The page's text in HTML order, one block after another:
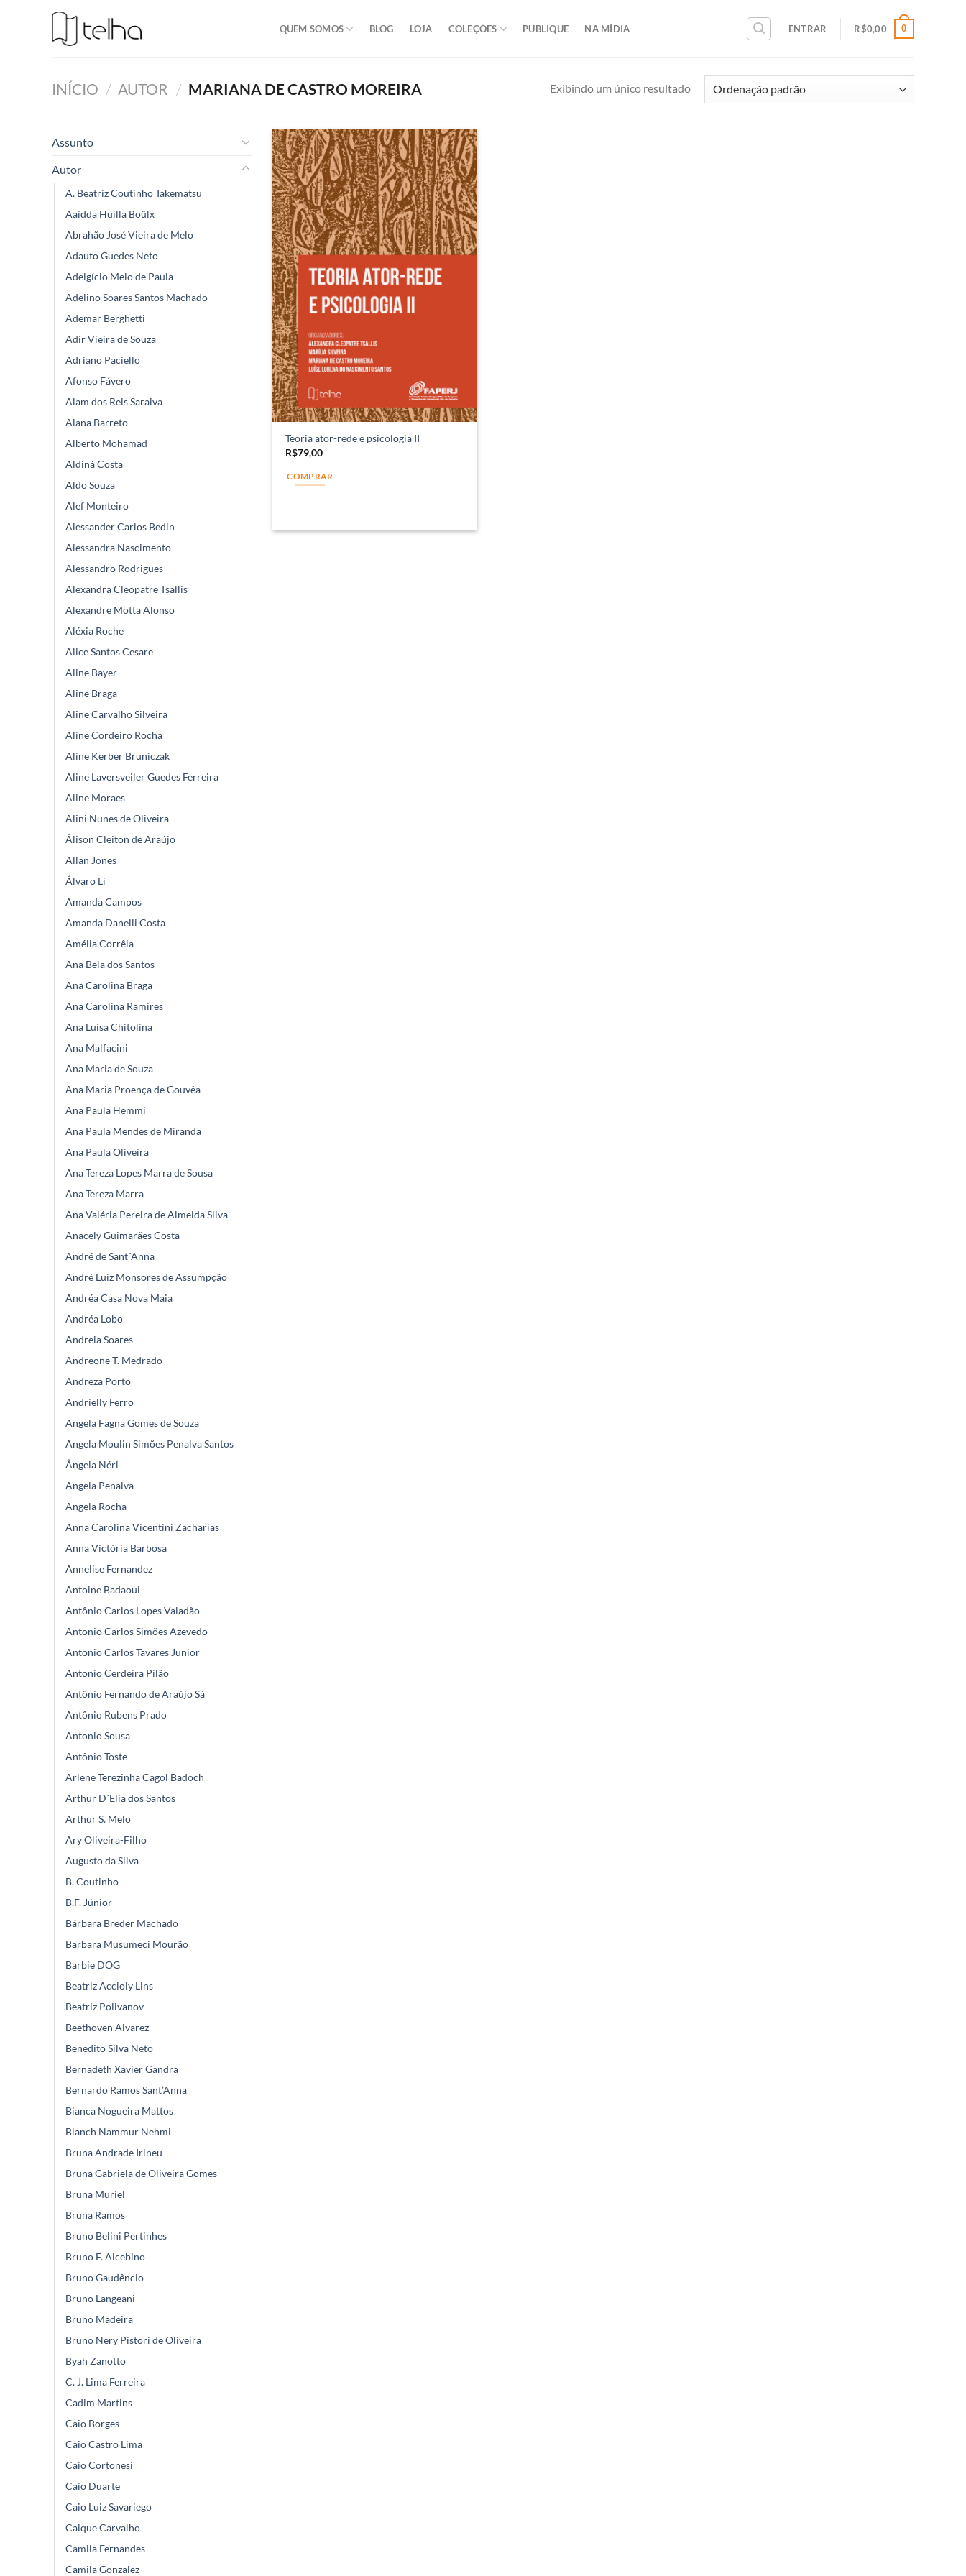
QUEM SOMOS BLOG LOJA COLEÇÕES PUBLIQUE NA MÍDIA ENTRAR R$0,00 0
INÍCIO / AUTOR / MARIANA DE CASTRO MOREIRA Exibindo um único resultado
Assunto
Autor
A. Beatriz Coutinho Takematsu
Aaídda Huilla Boûlx
Abrahão José Vieira de Melo
Adauto Guedes Neto
Adelgício Melo de Paula
Adelino Soares Santos Machado
Ademar Berghetti
Adir Vieira de Souza
Adriano Paciello
Afonso Fávero
Alam dos Reis Saraiva
Alana Barreto
Alberto Mohamad
Aldiná Costa
Aldo Souza
Alef Monteiro
Alessander Carlos Bedin
Alessandra Nascimento
Alessandro Rodrigues
Alexandra Cleopatre Tsallis
Alexandre Motta Alonso
Aléxia Roche
Alice Santos Cesare
Aline Bayer
Aline Braga
Aline Carvalho Silveira
Aline Cordeiro Rocha
Aline Kerber Bruniczak
Aline Laversveiler Guedes Ferreira
Aline Moraes
Alini Nunes de Oliveira
Álison Cleiton de Araújo
Allan Jones
Álvaro Li
Amanda Campos
Amanda Danelli Costa
Amélia Corrêia
Ana Bela dos Santos
Ana Carolina Braga
Ana Carolina Ramires
Ana Luísa Chitolina
Ana Malfacini
Ana Maria de Souza
Ana Maria Proença de Gouvêa
Ana Paula Hemmi
Ana Paula Mendes de Miranda
Ana Paula Oliveira
Ana Tereza Lopes Marra de Sousa
Ana Tereza Marra
Ana Valéria Pereira de Almeida Silva
Anacely Guimarães Costa
André de Sant´Anna
André Luiz Monsores de Assumpção
Andréa Casa Nova Maia
Andréa Lobo
Andreia Soares
Andreone T. Medrado
Andreza Porto
Andrielly Ferro
Angela Fagna Gomes de Souza
Angela Moulin Simões Penalva Santos
Ângela Néri
Angela Penalva
Angela Rocha
Anna Carolina Vicentini Zacharias
Anna Victória Barbosa
Annelise Fernandez
Antoine Badaoui
Antônio Carlos Lopes Valadão
Antonio Carlos Simões Azevedo
Antonio Carlos Tavares Junior
Antonio Cerdeira Pilão
Antônio Fernando de Araújo Sá
Antônio Rubens Prado
Antonio Sousa
Antônio Toste
Arlene Terezinha Cagol Badoch
Arthur D´Elia dos Santos
Arthur S. Melo
Ary Oliveira-Filho
Augusto da Silva
B. Coutinho
B.F. Júnior
Bárbara Breder Machado
Barbara Musumeci Mourão
Barbie DOG
Beatriz Accioly Lins
Beatriz Polivanov
Beethoven Alvarez
Benedito Silva Neto
Bernadeth Xavier Gandra
Bernardo Ramos Sant’Anna
Bianca Nogueira Mattos
Blanch Nammur Nehmi
Bruna Andrade Irineu
Bruna Gabriela de Oliveira Gomes
Bruna Muriel
Bruna Ramos
Bruno Belini Pertinhes
Bruno F. Alcebino
Bruno Gaudêncio
Bruno Langeani
Bruno Madeira
Bruno Nery Pistori de Oliveira
Byah Zanotto
C. J. Lima Ferreira
Cadim Martins
Caio Borges
Caio Castro Lima
Caio Cortonesi
Caio Duarte
Caio Luiz Savariego
Caique Carvalho
Camila Fernandes
Camila Gonzalez
Teoria ator-rede e psicologia II
R$79,00
COMPRAR